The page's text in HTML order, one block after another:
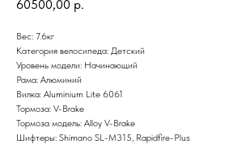
60500,00 р.
Вес: 7.6кг
Категория велосипеда: Детский
Уровень модели: Начинающий
Рама: Алюминий
Вилка: Aluminium Lite 6061
Тормоза: V-Brake
Тормоза модель: Alloy V-Brake
Шифтеры: Shimano SL-M315, Rapidfire-Plus